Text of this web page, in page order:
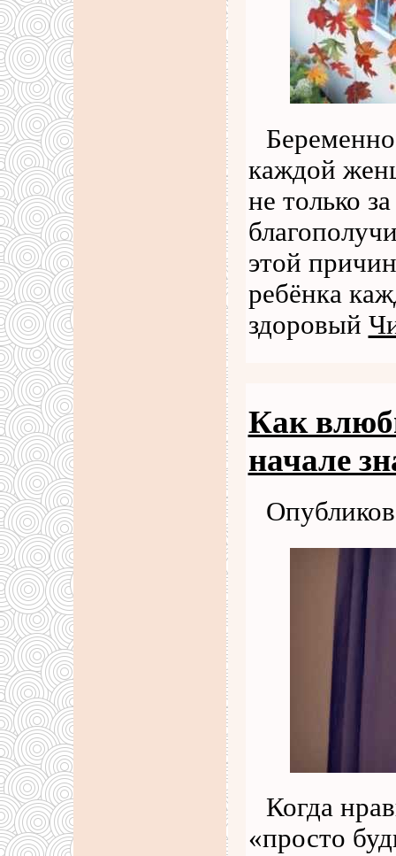
каждой
не только
этой
ребёнка
здоровый
Как
начале
Когда
«просто